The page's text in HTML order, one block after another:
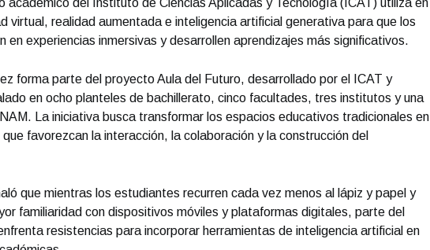
académico del Instituto de Ciencias Aplicadas y Tecnología (ICAT) utiliza en
virtual, realidad aumentada e inteligencia artificial generativa para que los
en experiencias inmersivas y desarrollen aprendizajes más significativos.
forma parte del proyecto Aula del Futuro, desarrollado por el ICAT y
en ocho planteles de bachillerato, cinco facultades, tres institutos y una
La iniciativa busca transformar los espacios educativos tradicionales en
favorezcan la interacción, la colaboración y la construcción del
que mientras los estudiantes recurren cada vez menos al lápiz y papel y
familiaridad con dispositivos móviles y plataformas digitales, parte del
resistencias para incorporar herramientas de inteligencia artificial en